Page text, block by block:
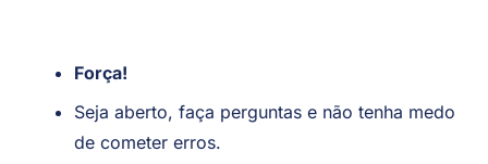
Força!
Seja aberto, faça perguntas e não tenha medo
de cometer erros.